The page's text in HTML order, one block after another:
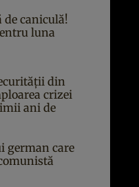
de caniculă!
luna
din
crizei
ani de
german care